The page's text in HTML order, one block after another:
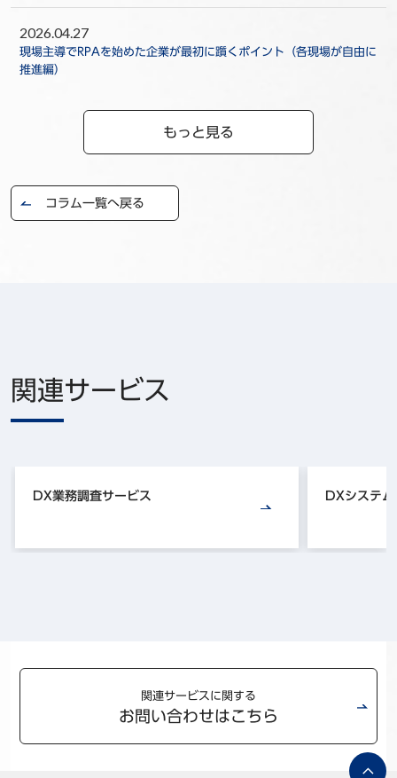
2026.04.27
現場主導でRPAを始めた企業が最初に躓くポイント（各現場が自由に
推進編）
もっと見る
コラム一覧へ戻る
関連サービス
DX業務調査サービス DXシステ
関連サービスに関する
お問い合わせはこちら